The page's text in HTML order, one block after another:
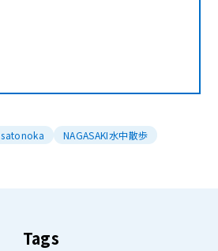
satonoka NAGASAKI水中散歩
Tags